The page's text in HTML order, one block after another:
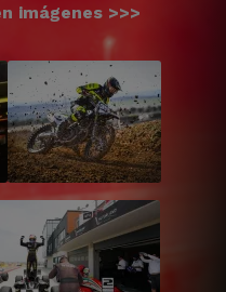
imágenes >>>